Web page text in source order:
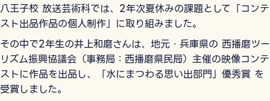
八王子校 放送芸術科では、2年次夏休みの課題として「コンテ
スト出品作品の個人制作」に取り組みました。
その中で2年生の井上和磨さんは、地元・兵庫県の 西播磨ツー
リズム振興協議会（事務局：西播磨県民局）主催の映像コンテ
ストに作品を出品し、「水にまつわる思い出部門」優秀賞 を
受賞しました。